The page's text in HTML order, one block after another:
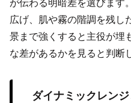
が伝わる明暗差を選びます
広げ、肌や霧の階調を残し
景まで強くすると主役が埋
な差があるかを見ると判断
ダイナミックレン